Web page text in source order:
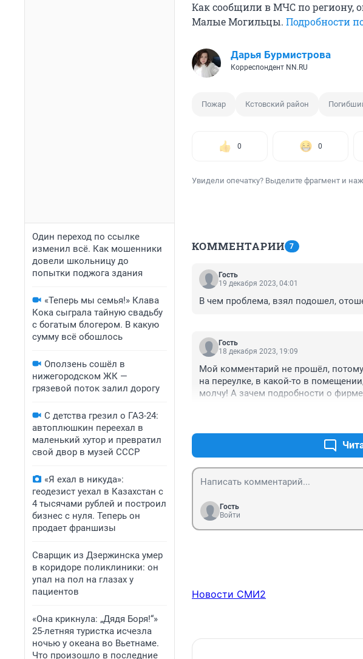
Один переход по ссылке
изменил всё. Как мошенники
довели школьницу до
попытки поджога здания
«Теперь мы семья!» Клава
Кока сыграла тайную свадьбу
с богатым блогером. В какую
сумму всё обошлось
Оползень сошёл в
нижегородском ЖК —
грязевой поток залил дорогу
С детства грезил о ГАЗ-24:
автоплюшкин переехал в
маленький хутор и превратил
свой двор в музей СССР
«Я ехал в никуда»:
геодезист уехал в Казахстан с
4 тысячами рублей и построил
бизнес с нуля. Теперь он
продает франшизы
Сварщик из Дзержинска умер
в коридоре поликлиники: он
упал на пол на глазах у
пациентов
«Она крикнула: „Дядя Боря!“»
25-летняя туристка исчезла
ночью у океана во Вьетнаме.
Что произошло в последние
Как сообщили в МЧС по региону,
Малые Могильцы. Подробности
Дарья Бурмистрова
Корреспондент NN.RU
Пожар Кстовский район
0 0
Увидели опечатку? Выделите фрагмент и
КОММЕНТАРИИ 7
Гость
19 декабря 2023, 04:01
В чем проблема, взял подошел,
Гость
18 декабря 2023, 19:09
Мой комментарий не прошёл,
на переулке, в какой-то в
молчу! А зачем подробности о
Гость
Войти
Новости СМИ2